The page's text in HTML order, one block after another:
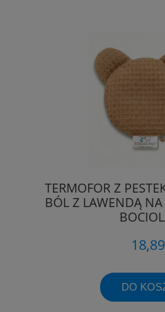
TERMOFOR Z
BÓL Z LAWENDĄ
DO